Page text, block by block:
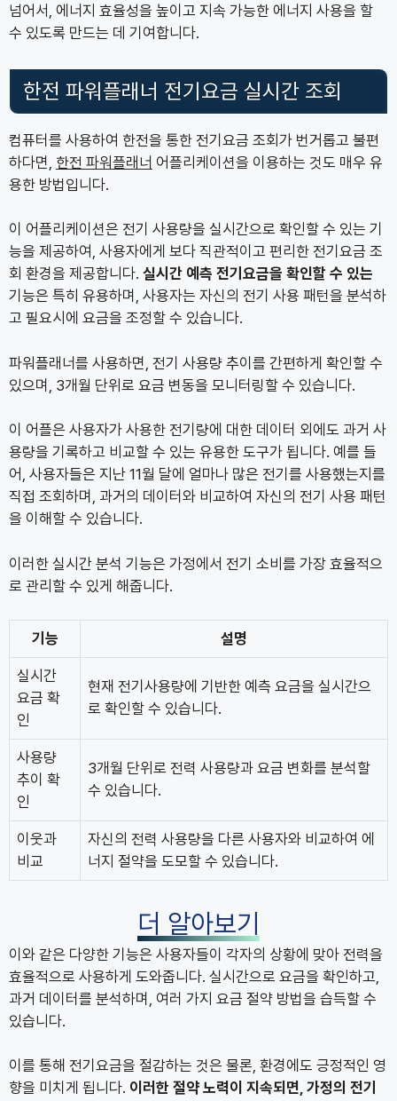
넘어서, 에너지 효율성을 높이고 지속 가능한 에너지 사용을 할
수 있도록 만드는 데 기여합니다.
한전 파워플래너 전기요금 실시간 조회
컴퓨터를 사용하여 한전을 통한 전기요금 조회가 번거롭고 불편
하다면, 한전 파워플래너 어플리케이션을 이용하는 것도 매우 유
용한 방법입니다.
이 어플리케이션은 전기 사용량을 실시간으로 확인할 수 있는 기
능을 제공하여, 사용자에게 보다 직관적이고 편리한 전기요금 조
회 환경을 제공합니다. 실시간 예측 전기요금을 확인할 수 있는
기능은 특히 유용하며, 사용자는 자신의 전기 사용 패턴을 분석하
고 필요시에 요금을 조정할 수 있습니다.
파워플래너를 사용하면, 전기 사용량 추이를 간편하게 확인할 수
있으며, 3개월 단위로 요금 변동을 모니터링할 수 있습니다.
이 어플은 사용자가 사용한 전기량에 대한 데이터 외에도 과거 사
용량을 기록하고 비교할 수 있는 유용한 도구가 됩니다. 예를 들
어, 사용자들은 지난 11월 달에 얼마나 많은 전기를 사용했는지를
직접 조회하며, 과거의 데이터와 비교하여 자신의 전기 사용 패턴
을 이해할 수 있습니다.
이러한 실시간 분석 기능은 가정에서 전기 소비를 가장 효율적으
로 관리할 수 있게 해줍니다.
기능 설명
실시간
요금 확
인
현재 전기사용량에 기반한 예측 요금을 실시간으
로 확인할 수 있습니다.
사용량
추이 확
인
3개월 단위로 전력 사용량과 요금 변화를 분석할
수 있습니다.
이웃과
비교
자신의 전력 사용량을 다른 사용자와 비교하여 에
너지 절약을 도모할 수 있습니다.
더 알아보기
이와 같은 다양한 기능은 사용자들이 각자의 상황에 맞아 전력을
효율적으로 사용하게 도와줍니다. 실시간으로 요금을 확인하고,
과거 데이터를 분석하며, 여러 가지 요금 절약 방법을 습득할 수
있습니다.
이를 통해 전기요금을 절감하는 것은 물론, 환경에도 긍정적인 영
향을 미치게 됩니다. 이러한 절약 노력이 지속되면, 가정의 전기